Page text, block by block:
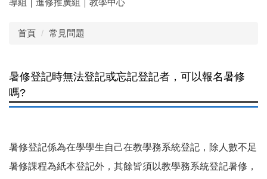
首頁 常見問題
暑修登記時無法登記或忘記登記者，可以報名暑修
嗎?
暑修登記係為在學學生自己在教學務系統登記，除人數不足
暑修課程為紙本登記外，其餘皆須以教學務系統登記暑修，